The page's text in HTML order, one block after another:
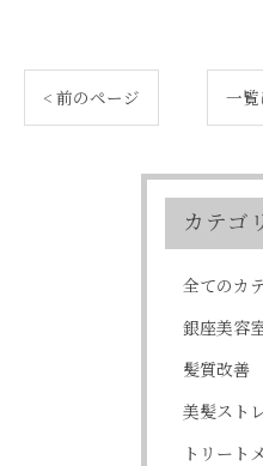
< 前のページ 一覧
カテゴ
全てのカ
銀座美容
髪質改善
美髪スト
トリート